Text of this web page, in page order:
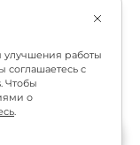
работы
соглашаетесь с
Чтобы
о
.